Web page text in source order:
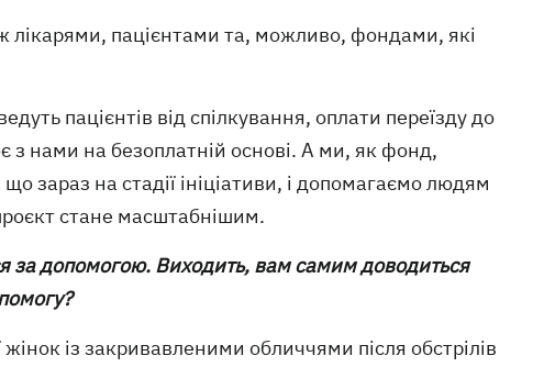
лікарями, пацієнтами та, можливо, фондами, які
пацієнтів від спілкування, оплати переїзду до
з нами на безоплатній основі. А ми, як фонд,
зараз на стадії ініціативи, і допомагаємо людям
стане масштабнішим.
за допомогою. Виходить, вам самим доводиться
із закривавленими обличчями після обстрілів